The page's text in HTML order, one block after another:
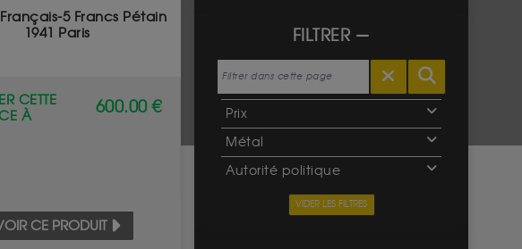
FILTRER
Prix
Métal
Autorité politique
VIDER LES FILTRES
5 Francs Pétain
1941 Paris
CETTE
À
600.00 €
CE PRODUIT